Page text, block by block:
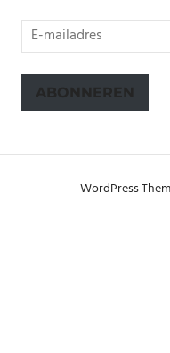
E-
mailadres
ABONNEREN
WordPress